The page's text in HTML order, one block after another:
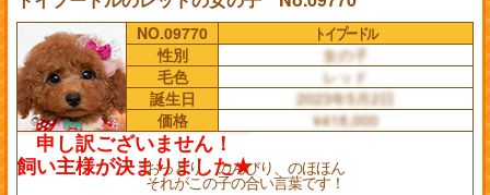
NO.09770
トイプードル
性別
女の子
毛色
レッド
誕生日
2023年5月2日
価格
¥418,000
おっとり、のんびり、のほほん
それがこの子の合い言葉です！